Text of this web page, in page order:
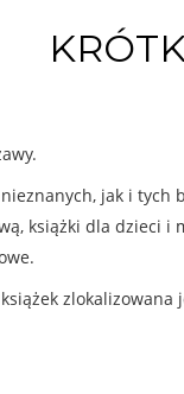
jak i
książki dla dzieci